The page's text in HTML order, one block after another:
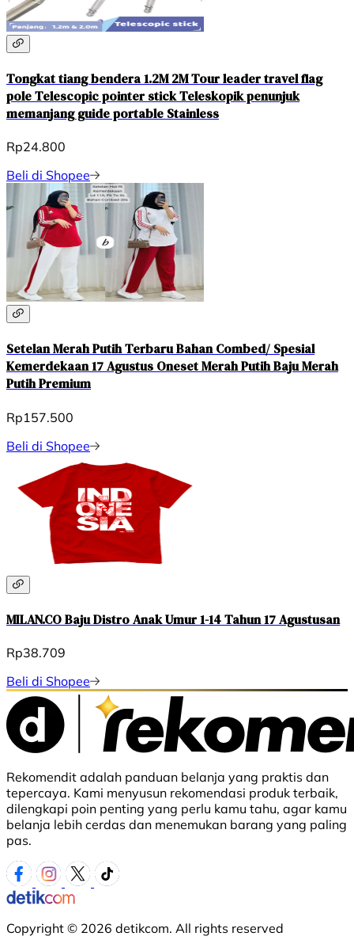
Tongkat tiang bendera 1.2M 2M Tour leader travel flag
pole Telescopic pointer stick Teleskopik penunjuk
memanjang guide portable Stainless
Rp24.800
Beli di Shopee
Setelan Merah Putih Terbaru Bahan Combed/ Spesial
Kemerdekaan 17 Agustus Oneset Merah Putih Baju Merah
Putih Premium
Rp157.500
Beli di Shopee
MILAN.CO Baju Distro Anak Umur 1-14 Tahun 17 Agustusan
Rp38.709
Beli di Shopee
Rekomendit adalah panduan belanja yang praktis dan
tepercaya. Kami menyusun rekomendasi produk terbaik,
dilengkapi poin penting yang perlu kamu tahu, agar kamu
belanja lebih cerdas dan menemukan barang yang paling
pas.
Copyright © 2026 detikcom. All rights reserved